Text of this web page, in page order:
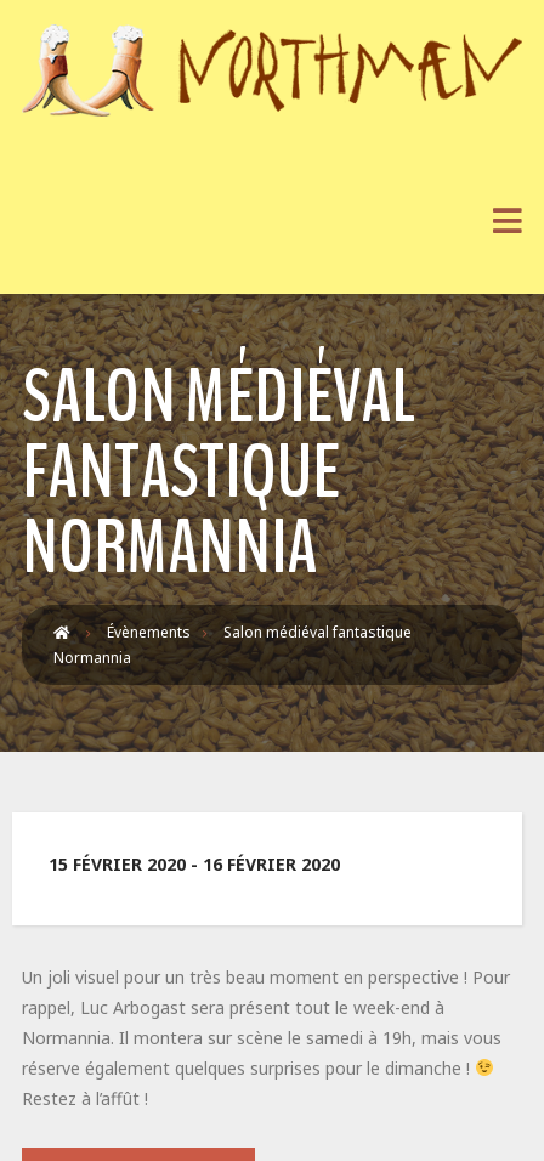
SALON MÉDIÉVAL
FANTASTIQUE
NORMANNIA
Évènements
Salon médiéval fantastique
Normannia
15 FÉVRIER 2020 - 16 FÉVRIER 2020
Un joli visuel pour un très beau moment en perspective ! Pour
rappel, Luc Arbogast sera présent tout le week-end à
Normannia. Il montera sur scène le samedi à 19h, mais vous
réserve également quelques surprises pour le dimanche !
Restez à l’affût !